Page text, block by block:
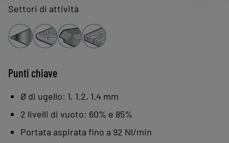
di 30 dBA.
Settori di attività
Punti chiave
Ø di ugello: 1, 1.2, 1.4 mm
2 livelli di vuoto: 60% e 85%
Portata aspirata fino a 92 Nl/min